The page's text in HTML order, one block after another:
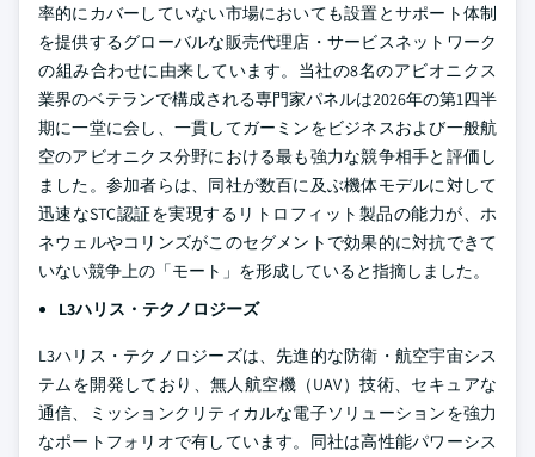
率的にカバーしていない市場においても設置とサポート体制
を提供するグローバルな販売代理店・サービスネットワーク
の組み合わせに由来しています。当社の8名のアビオニクス
業界のベテランで構成される専門家パネルは2026年の第1四半
期に一堂に会し、一貫してガーミンをビジネスおよび一般航
空のアビオニクス分野における最も強力な競争相手と評価し
ました。参加者らは、同社が数百に及ぶ機体モデルに対して
迅速なSTC認証を実現するリトロフィット製品の能力が、ホ
ネウェルやコリンズがこのセグメントで効果的に対抗できて
いない競争上の「モート」を形成していると指摘しました。
L3ハリス・テクノロジーズ
L3ハリス・テクノロジーズは、先進的な防衛・航空宇宙シス
テムを開発しており、無人航空機（UAV）技術、セキュアな
通信、ミッションクリティカルな電子ソリューションを強力
なポートフォリオで有しています。同社は高性能パワーシス